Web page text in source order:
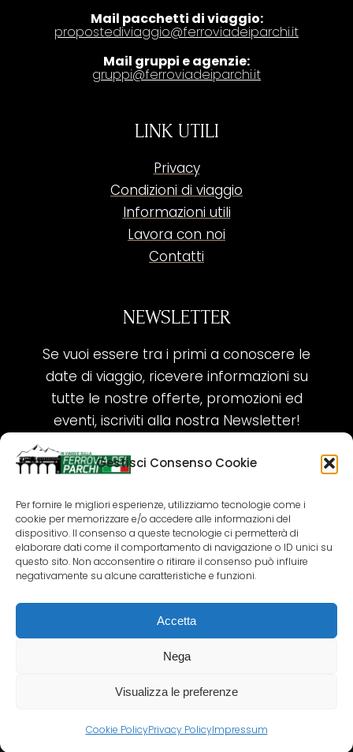
Gestisci Consenso Cookie
Per fornire le migliori esperienze, utilizziamo tecnologie come i
cookie per memorizzare e/o accedere alle informazioni del
dispositivo. Il consenso a queste tecnologie ci permetterà di
elaborare dati come il comportamento di navigazione o ID unici su
questo sito. Non acconsentire o ritirare il consenso può influire
negativamente su alcune caratteristiche e funzioni.
Accetta
Nega
Visualizza le preferenze
Cookie PolicyPrivacy PolicyImpressum
Mail pacchetti di viaggio:
propostediviaggio@ferroviadeiparchi.it
Mail gruppi e agenzie:
gruppi@ferroviadeiparchi.it
LINK UTILI
Privacy
Condizioni di viaggio
Informazioni utili
Lavora con noi
Contatti
NEWSLETTER
Se vuoi essere tra i primi a conoscere le
date di viaggio, ricevere informazioni su
tutte le nostre offerte, promozioni ed
eventi, iscriviti alla nostra Newsletter!
ISCRIVITI ORA!
SEGUICI SUI NOSTRI SOCIAL
COPYRIGHT 2018-2025 PALLENIUM TOURISM
SRL
AGENZIA VIAGGI E TOUR OPERATOR – P.IVA: